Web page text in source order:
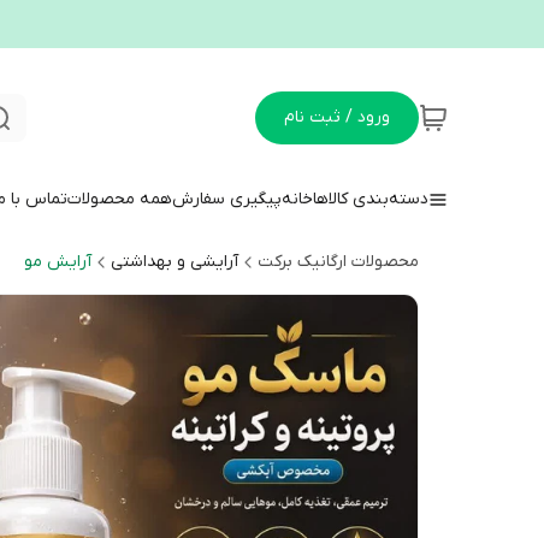
ورود / ثبت نام
دسته‌بندی کالاهاخانهپیگیری سفارشهمه محصولاتتماس با
محصولات ارگانیک برکت آرایشی و بهداشتی آرایش مو